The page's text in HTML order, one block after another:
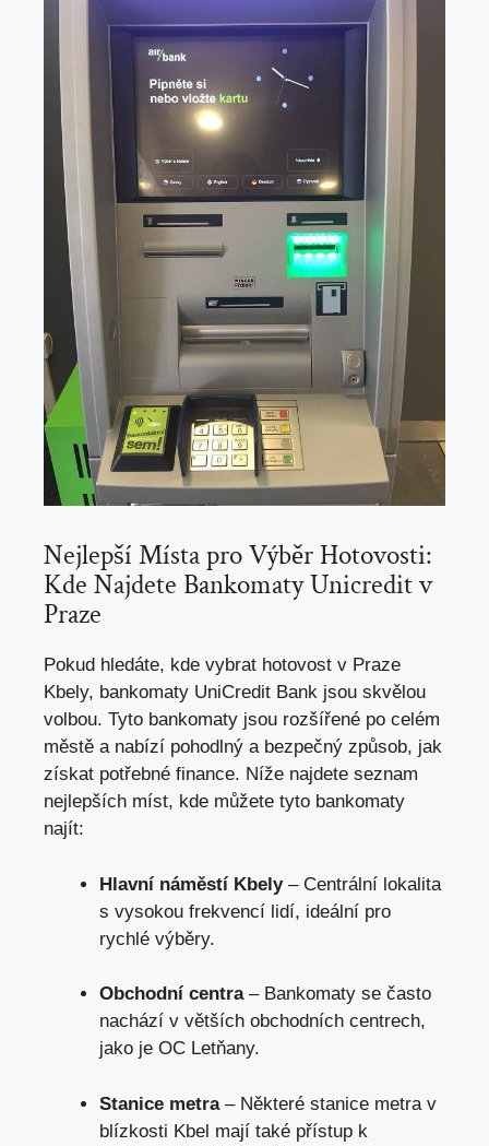
Nejlepší Místa pro Výběr Hotovosti:
Kde Najdete Bankomaty Unicredit v
Praze
Pokud hledáte, kde vybrat hotovost v Praze
Kbely, bankomaty UniCredit Bank jsou skvělou
volbou. Tyto bankomaty jsou rozšířené po celém
městě a nabízí pohodlný a bezpečný způsob, jak
získat potřebné finance. Níže najdete seznam
nejlepších míst, kde můžete tyto bankomaty
najít:
Hlavní náměstí Kbely– Centrální lokalita
s vysokou frekvencí lidí, ideální pro
rychlé výběry.
Obchodní centra– Bankomaty se často
nachází v větších obchodních centrech,
jako je OC Letňany.
Stanice metra– Některé stanice metra v
blízkosti Kbel mají také přístup k